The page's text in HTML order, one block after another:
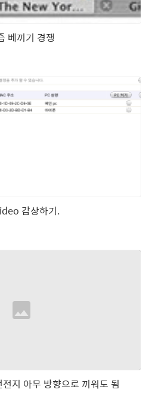
베끼기 경쟁
감상하기.
지 아무 방향으로 끼워도 됨